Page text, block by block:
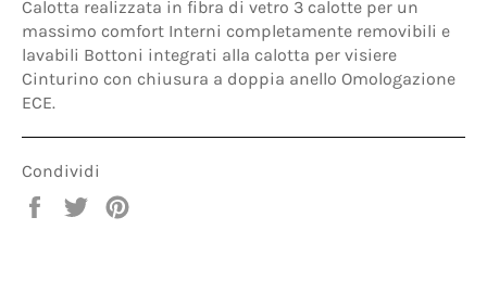
Calotta realizzata in fibra di vetro 3 calotte per un
massimo comfort Interni completamente removibili e
lavabili Bottoni integrati alla calotta per visiere
Cinturino con chiusura a doppia anello Omologazione
ECE.
Condividi
Condividi
Twitta